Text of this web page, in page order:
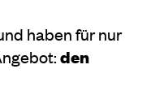
haben für nur
den